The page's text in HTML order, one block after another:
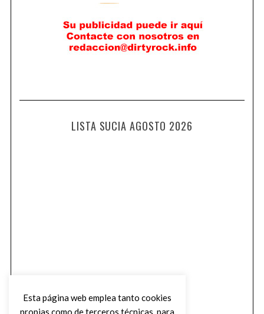
LISTA SUCIA AGOSTO 2026
Esta página web emplea tanto cookies
propias como de terceros técnicas, para